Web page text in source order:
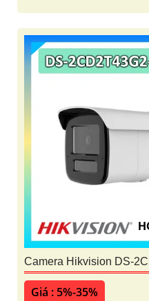
Camera Hikvision DS-
Giá : 5%-35%